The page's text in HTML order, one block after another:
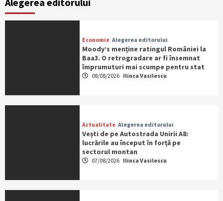
Economie Alegerea editorului
Moody’s menține ratingul României la
Baa3. O retrogradare ar fi însemnat
împrumuturi mai scumpe pentru stat
08/08/2026 Ilinca Vasilescu
Actualitate Alegerea editorului
Vești de pe Autostrada Unirii A8:
lucrările au început în forță pe
sectorul montan
07/08/2026 Ilinca Vasilescu